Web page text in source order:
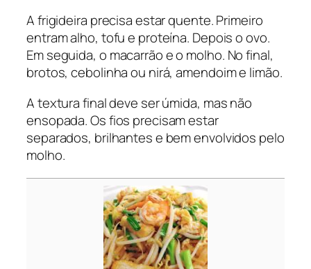
A frigideira precisa estar quente. Primeiro
entram alho, tofu e proteína. Depois o ovo.
Em seguida, o macarrão e o molho. No final,
brotos, cebolinha ou nirá, amendoim e limão.
A textura final deve ser úmida, mas não
ensopada. Os fios precisam estar
separados, brilhantes e bem envolvidos pelo
molho.